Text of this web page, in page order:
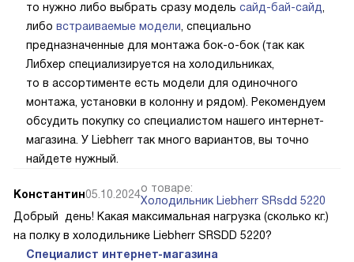
то нужно либо выбрать сразу модель сайд-бай-сайд,
либо встраиваемые модели, специально
предназначенные для монтажа бок-о-бок (так как
Либхер специализируется на холодильниках,
то в ассортименте есть модели для одиночного
монтажа, установки в колонну и рядом). Рекомендуем
обсудить покупку со специалистом нашего интернет-
магазина. У Liebherr так много вариантов, вы точно
найдете нужный.
Константин05.10.2024о товаре:
Холодильник Liebherr SRsdd 5220
Добрый день! Какая максимальная нагрузка (сколько кг.)
на полку в холодильнике Liebherr SRSDD 5220?
Специалист интернет-магазина